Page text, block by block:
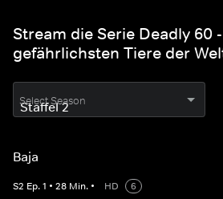
Stream die Serie Deadly 60
gefährlichsten Tiere der
Select Season
Baja
S2 Ep.1 • 28 Min. • HD
6